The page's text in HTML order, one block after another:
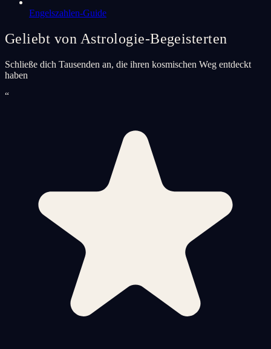
Engelszahlen-Guide
Geliebt von Astrologie-Begeisterten
Schließe dich Tausenden an, die ihren kosmischen Weg entdeckt
haben
“